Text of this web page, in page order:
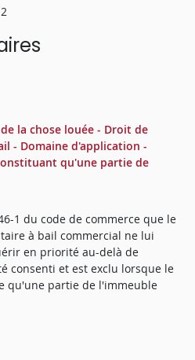
de la chose louée - Droit de
- Domaine d'application -
qu'une partie de
1 du code de commerce que le
à bail commercial ne lui
en priorité au-delà de
consenti et est exclu lorsque le
qu'une partie de l'immeuble